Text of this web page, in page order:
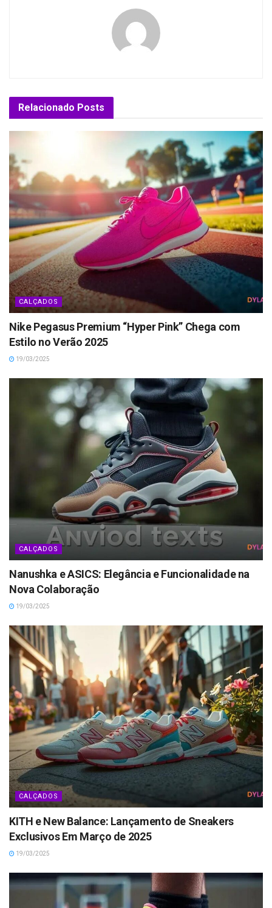
Relacionado Posts
CALÇADOS
Nike Pegasus Premium “Hyper Pink” Chega com
Estilo no Verão 2025
19/03/2025
CALÇADOS
Nanushka e ASICS: Elegância e Funcionalidade na
Nova Colaboração
19/03/2025
CALÇADOS
KITH e New Balance: Lançamento de Sneakers
Exclusivos Em Março de 2025
19/03/2025